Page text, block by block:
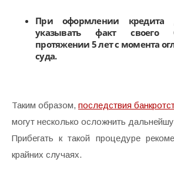
При оформлении кредита
указывать факт своего
протяжении 5 лет с момента
суда.
Таким образом, последствия
могут несколько осложнить
Прибегать к такой процедуре
крайних случаях.